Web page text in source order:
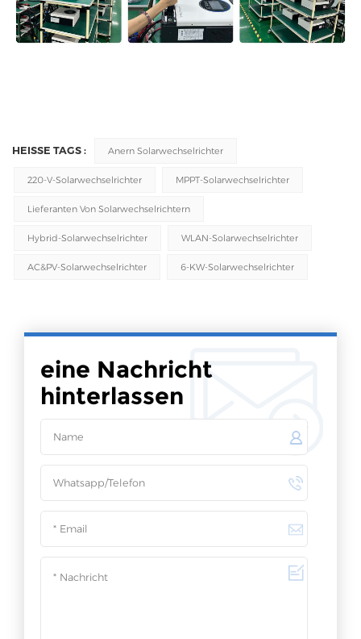
HEISSE TAGS : Anern Solarwechselrichter
220-V-Solarwechselrichter MPPT-Solarwechselrichter
Lieferanten Von Solarwechselrichtern
Hybrid-Solarwechselrichter WLAN-Solarwechselrichter
AC&PV-Solarwechselrichter 6-KW-Solarwechselrichter
eine Nachricht
hinterlassen